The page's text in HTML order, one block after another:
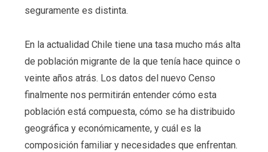
seguramente es distinta.
En la actualidad Chile tiene una tasa mucho más alta
de población migrante de la que tenía hace quince o
veinte años atrás. Los datos del nuevo Censo
finalmente nos permitirán entender cómo esta
población está compuesta, cómo se ha distribuido
geográfica y económicamente, y cuál es la
composición familiar y necesidades que enfrentan.